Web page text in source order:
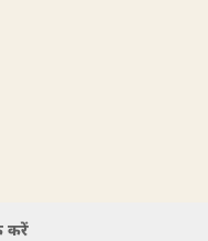
करें